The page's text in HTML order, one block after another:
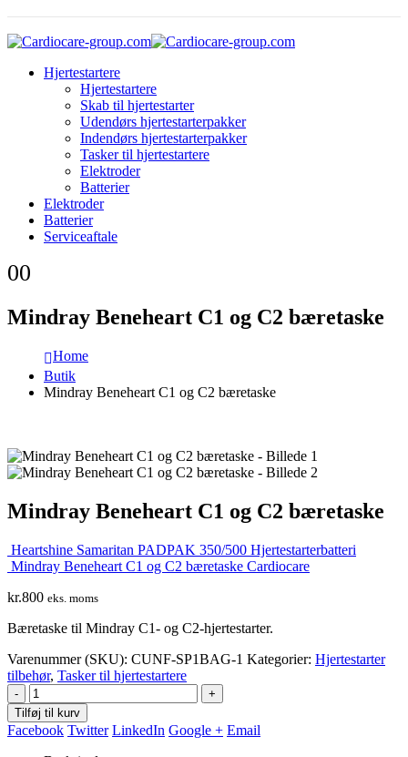
Hjertestartere
Hjertestartere
Skab til hjertestarter
Udendørs hjertestarterpakker
Indendørs hjertestarterpakker
Tasker til hjertestartere
Elektroder
Batterier
Elektroder
Batterier
Serviceaftale
00
Mindray Beneheart C1 og C2 bæretaske
Home
Butik
Mindray Beneheart C1 og C2 bæretaske
Mindray Beneheart C1 og C2 bæretaske
Heartshine Samaritan PADPAK 350/500 Hjertestarterbatteri
Mindray Beneheart C1 og C2 bæretaske Cardiocare
kr.800 eks. moms
Bæretaske til Mindray C1- og C2-hjertestarter.
Varenummer (SKU): CUNF-SP1BAG-1 Kategorier: Hjertestarter
tilbehør, Tasker til hjertestartere
-
+
Tilføj til kurv
Facebook Twitter LinkedIn Google + Email